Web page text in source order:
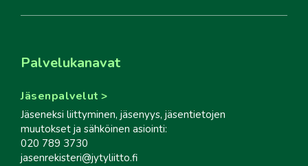
Palvelukanavat
Jäsenpalvelut
Jäseneksi liittyminen, jäsenyys, jäsentietojen
muutokset ja sähköinen asiointi:
020 789 3730
jasenrekisteri@jytyliitto.fi